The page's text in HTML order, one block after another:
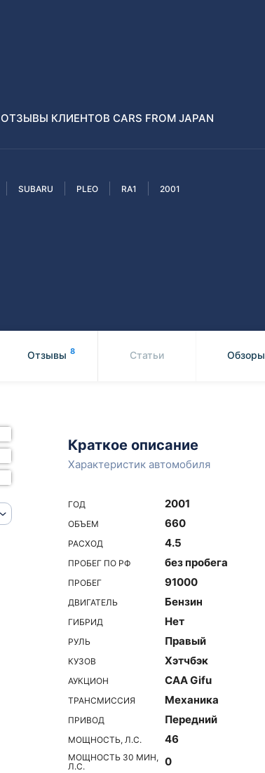
Распилы и конструкторы
ОТЗЫВЫ КЛИЕНТОВ CARS FROM JAPAN
SUBARU PLEO RA1 2001
Отзывы 8 Статьи Обзоры
Краткое описание
Характеристик автомобиля
ГОД 2001
ОБЪЕМ 660
РАСХОД 4.5
ПРОБЕГ ПО РФ без пробега
ПРОБЕГ 91000
ДВИГАТЕЛЬ Бензин
ГИБРИД Нет
РУЛЬ Правый
КУЗОВ Хэтчбэк
АУКЦИОН CAA Gifu
ТРАНСМИССИЯ Механика
ПРИВОД Передний
МОЩНОСТЬ, Л.С. 46
МОЩНОСТЬ 30 МИН,
Л.С.
0